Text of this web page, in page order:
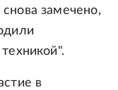
замечено,
в